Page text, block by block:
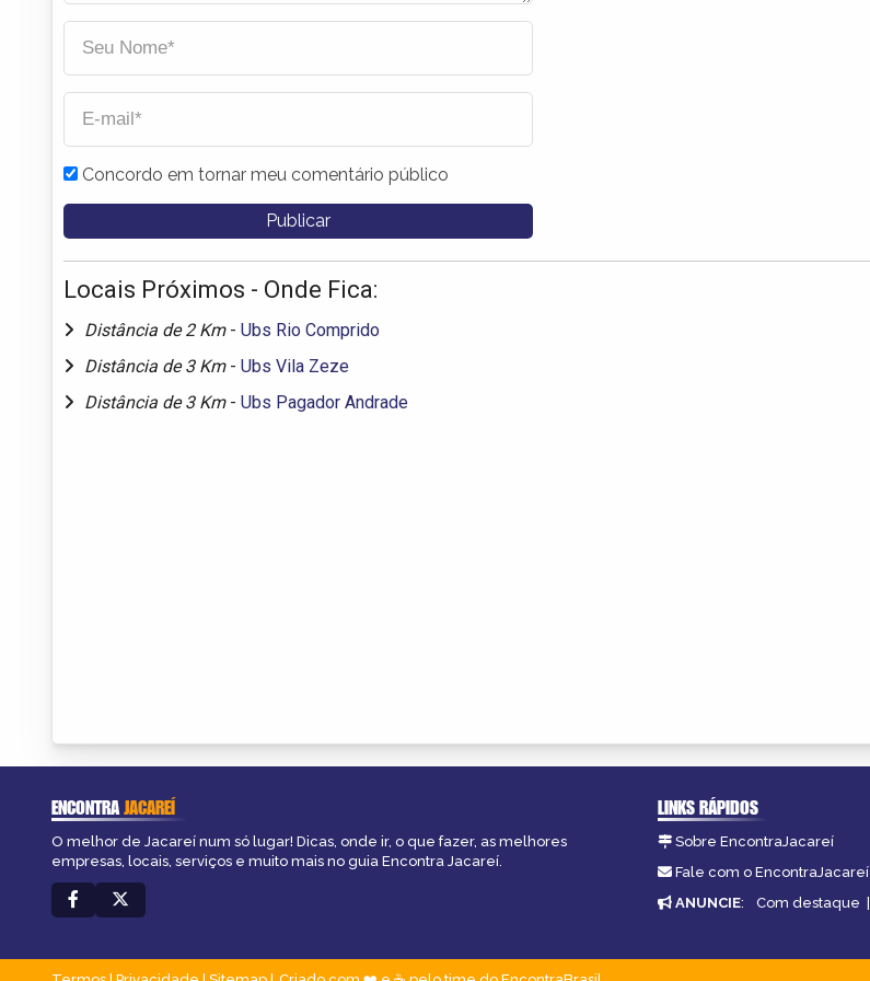
Concordo em tornar meu comentário público
Locais Próximos - Onde Fica:
Distância de 2 Km - Ubs Rio Comprido
Distância de 3 Km - Ubs Vila Zeze
Distância de 3 Km - Ubs Pagador Andrade
ENCONTRAJACAREÍ
O melhor de Jacareí num só lugar! Dicas, onde ir, o que fazer, as melhores
empresas, locais, serviços e muito mais no guia Encontra Jacareí.
LINKS RÁPIDOS
Sobre EncontraJacareí
Fale com o EncontraJacareí
ANUNCIE: Com destaque |